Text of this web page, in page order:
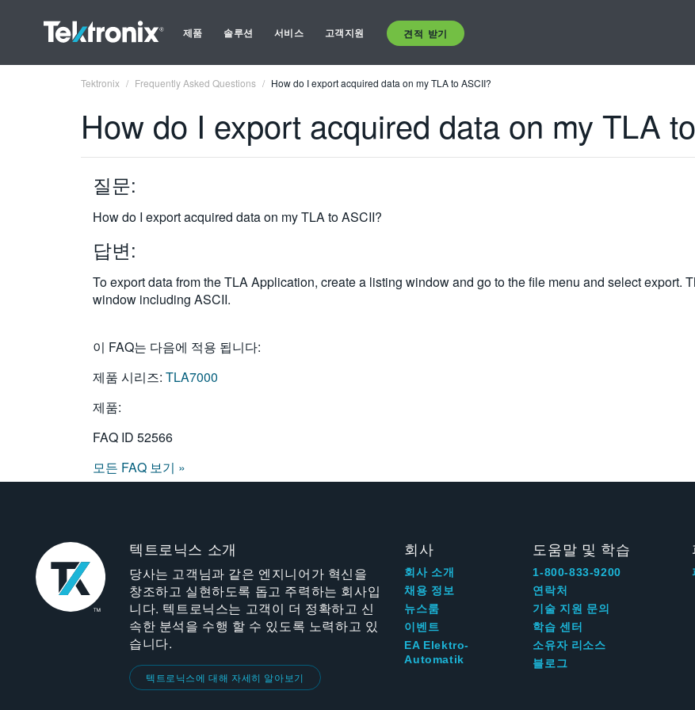
제품 솔루션 서비스 고객지원 견적 받기
Tektronix Frequently Asked Questions How do I export acquired data on my TLA to ASCII?
How do I export acquired data on my TLA
질문:
How do I export acquired data on my TLA to ASCII?
답변:
To export data from the TLA Application, create a listing window and go to the file menu and select export.
window including ASCII.
이 FAQ는 다음에 적용 됩니다:
제품 시리즈: TLA7000
제품:
FAQ ID 52566
모든 FAQ 보기 »
텍트로닉스 소개
당사는 고객님과 같은 엔지니어가 혁신을
창조하고 실현하도록 돕고 주력하는 회사입
니다. 텍트로닉스는 고객이 더 정확하고 신
속한 분석을 수행 할 수 있도록 노력하고 있
습니다.
텍트로닉스에 대해 자세히 알아보기
회사
회사 소개
채용 정보
뉴스룸
이벤트
EA Elektro-
Automatik
도움말 및 학습
1-800-833-9200
연락처
기술 지원 문의
학습 센터
소유자 리소스
블로그